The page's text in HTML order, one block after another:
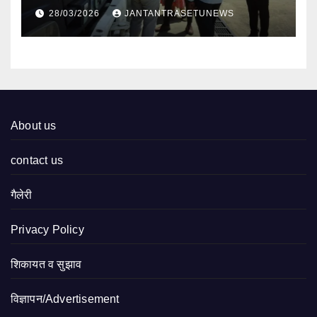
निरीक्षण
28/03/2026 JANTANTRASETUNEWS
About us
contact us
गैलेरी
Privacy Policy
शिकायत व सुझाव
विज्ञापन/Advertisement